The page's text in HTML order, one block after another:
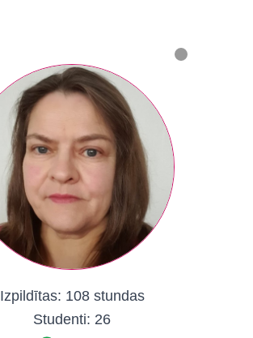
Izpildītas: 108 stundas
Studenti: 26